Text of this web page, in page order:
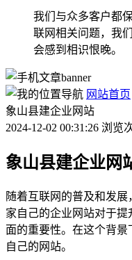
我们与众多客户都
联网相关问题，我
会感到相识恨晚。
网站首页
象山县建企业网站
2024-12-02 00:31:26 浏
象山县建企业网
随着互联网的普及和发
家自己的企业网站对于
面的重要性。在这个背
自己的网站。